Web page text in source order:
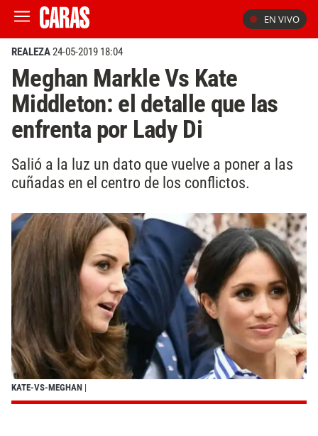
EN VIVO
REALEZA24-05-2019 18:04
Meghan Markle Vs Kate
Middleton: el detalle que las
enfrenta por Lady Di
Salió a la luz un dato que vuelve a poner a las
cuñadas en el centro de los conflictos.
KATE-VS-MEGHAN |